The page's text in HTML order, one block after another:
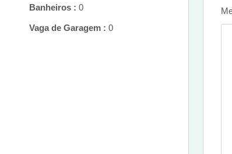
Banheiros : 0
Vaga de Garagem : 0